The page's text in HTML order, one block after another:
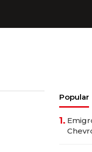
Popular
1.